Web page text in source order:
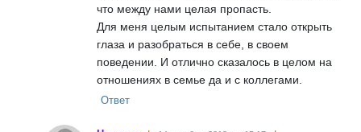
что между нами целая пропасть.
Для меня целым испытанием стало открыть
глаза и разобраться в себе, в своем
поведении. И отлично сказалось в целом на
отношениях в семье да и с коллегами.
Ответ